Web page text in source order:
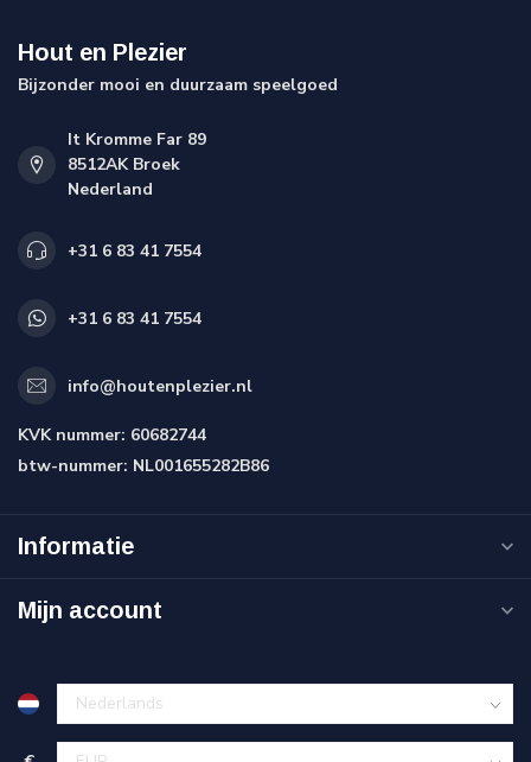
Hout en Plezier
Bijzonder mooi en duurzaam speelgoed
It Kromme Far 89
8512AK Broek
Nederland
+31 6 83 41 7554
+31 6 83 41 7554
info@houtenplezier.nl
KVK nummer: 60682744
btw-nummer: NL001655282B86
Informatie
Mijn account